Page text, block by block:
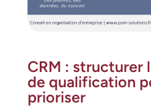
CRM : structurer
de qualification
prioriser